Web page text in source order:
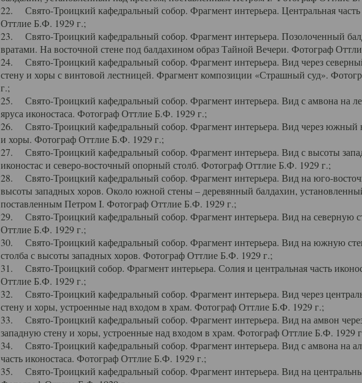
22. Свято-Троицкий кафедральный собор. Фрагмент интерьера. Центральная часть
Оттлие Б.Ф. 1929 г.;
23. Свято-Троицкий кафедральный собор. Фрагмент интерьера. Позолоченный
вратами. На восточной стене под балдахином образ Тайной Вечери. Фотограф
24. Свято-Троицкий кафедральный собор. Фрагмент интерьера. Вид через
стену и хоры с винтовой лестницей. Фрагмент композиции «Страшный суд».
г.;
25. Свято-Троицкий кафедральный собор. Фрагмент интерьера. Вид с амвона на
яруса иконостаса. Фотограф Оттлие Б.Ф. 1929 г.;
26. Свято-Троицкий кафедральный собор. Фрагмент интерьера. Вид через южный
и хоры. Фотограф Оттлие Б.Ф. 1929 г.;
27. Свято-Троицкий кафедральный собор. Фрагмент интерьера. Вид с высоты
иконостас и северо-восточный опорный столб. Фотограф Оттлие Б.Ф. 1929 г.;
28. Свято-Троицкий кафедральный собор. Фрагмент интерьера. Вид на юго-
высоты западных хоров. Около южной стены – деревянный балдахин,
поставленным Петром I. Фотограф Оттлие Б.Ф. 1929 г.;
29. Свято-Троицкий кафедральный собор. Фрагмент интерьера. Вид на северную
Оттлие Б.Ф. 1929 г.;
30. Свято-Троицкий кафедральный собор. Фрагмент интерьера. Вид на южную
столба с высоты западных хоров. Фотограф Оттлие Б.Ф. 1929 г.;
31. Свято-Троицкий собор. Фрагмент интерьера. Солия и центральная часть
Оттлие Б.Ф. 1929 г.;
32. Свято-Троицкий кафедральный собор. Фрагмент интерьера. Вид через
стену и хоры, устроенные над входом в храм. Фотограф Оттлие Б.Ф. 1929 г.;
33. Свято-Троицкий кафедральный собор. Фрагмент интерьера. Вид на амвон
западную стену и хоры, устроенные над входом в храм. Фотограф Оттлие Б.Ф. 1929
34. Свято-Троицкий кафедральный собор. Фрагмент интерьера. Вид с амвона на
часть иконостаса. Фотограф Оттлие Б.Ф. 1929 г.;
35. Свято-Троицкий кафедральный собор. Фрагмент интерьера. Вид на